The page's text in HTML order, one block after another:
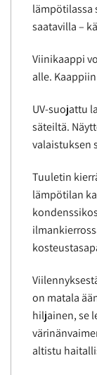
lämpötilassa
saatavilla –
Viinikaappi
alle.
UV-suojattu
säteiltä.
valaistuksen
Tuuletin
lämpötilan
on matala
hiljainen, se
altistu